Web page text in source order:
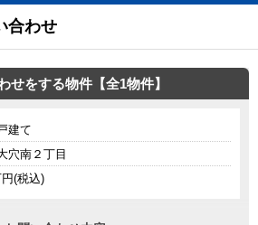
合わせ
せをする物件【全1物件】
建て
穴南２丁目
(税込)